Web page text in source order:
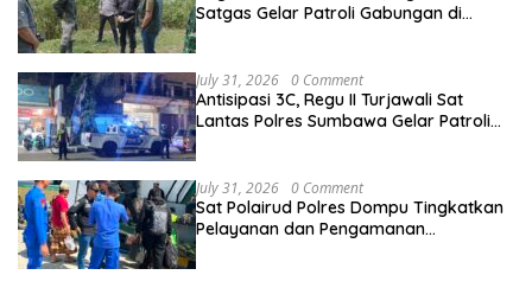
Satgas Gelar Patroli Gabungan di
July 31, 2026 0 Comment
Antisipasi 3C, Regu II Turjawali Sat
Lantas Polres Sumbawa Gelar Patroli
July 31, 2026 0 Comment
Sat Polairud Polres Dompu Tingkatkan
Pelayanan dan Pengamanan